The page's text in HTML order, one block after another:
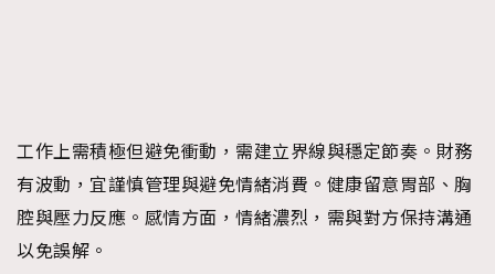
工作上需積極但避免衝動，需建立界線與穩定節奏。財務
有波動，宜謹慎管理與避免情緒消費。健康留意胃部、胸
腔與壓力反應。感情方面，情緒濃烈，需與對方保持溝通
以免誤解。